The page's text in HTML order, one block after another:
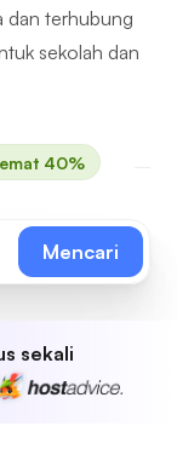
dan terhubung
sekolah dan
40%
Mencari
sekali